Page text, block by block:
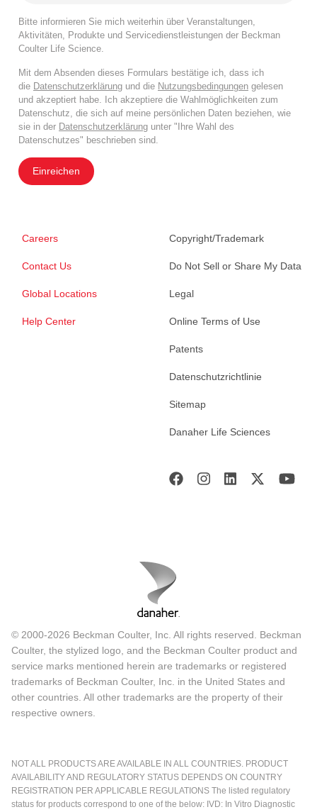
Bitte informieren Sie mich weiterhin über Veranstaltungen,
Aktivitäten, Produkte und Servicedienstleistungen der Beckman
Coulter Life Science.
Mit dem Absenden dieses Formulars bestätige ich, dass ich
die Datenschutzerklärung und die Nutzungsbedingungen gelesen
und akzeptiert habe. Ich akzeptiere die Wahlmöglichkeiten zum
Datenschutz, die sich auf meine persönlichen Daten beziehen, wie
sie in der Datenschutzerklärung unter "Ihre Wahl des
Datenschutzes" beschrieben sind.
Einreichen
Careers
Contact Us
Global Locations
Help Center
Copyright/Trademark
Do Not Sell or Share My Data
Legal
Online Terms of Use
Patents
Datenschutzrichtlinie
Sitemap
Danaher Life Sciences
© 2000-2026 Beckman Coulter, Inc. All rights reserved. Beckman
Coulter, the stylized logo, and the Beckman Coulter product and
service marks mentioned herein are trademarks or registered
trademarks of Beckman Coulter, Inc. in the United States and
other countries. All other trademarks are the property of their
respective owners.
NOT ALL PRODUCTS ARE AVAILABLE IN ALL COUNTRIES. PRODUCT
AVAILABILITY AND REGULATORY STATUS DEPENDS ON COUNTRY
REGISTRATION PER APPLICABLE REGULATIONS The listed regulatory
status for products correspond to one of the below: IVD: In Vitro Diagnostic